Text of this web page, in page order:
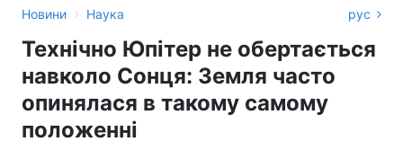
Новини › Наука рус
Технічно Юпітер не обертається
навколо Сонця: Земля часто
опинялася в такому самому
положенні